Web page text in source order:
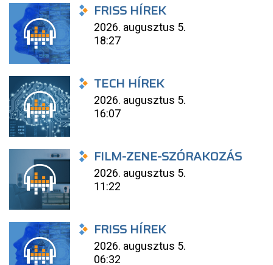
FRISS HÍREK
2026. augusztus 5.
18:27
TECH HÍREK
2026. augusztus 5.
16:07
FILM-ZENE-SZÓRAKOZÁS
2026. augusztus 5.
11:22
FRISS HÍREK
2026. augusztus 5.
06:32